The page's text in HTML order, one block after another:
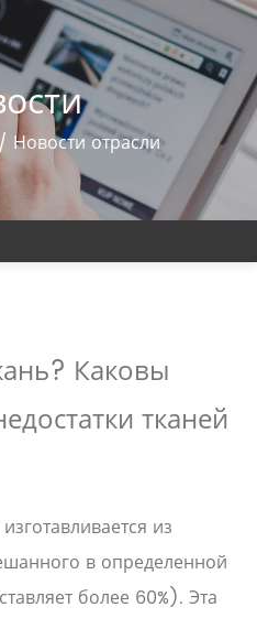
Новости отрасли
Каковы
тканей
из
в определенной
более 60%). Эта